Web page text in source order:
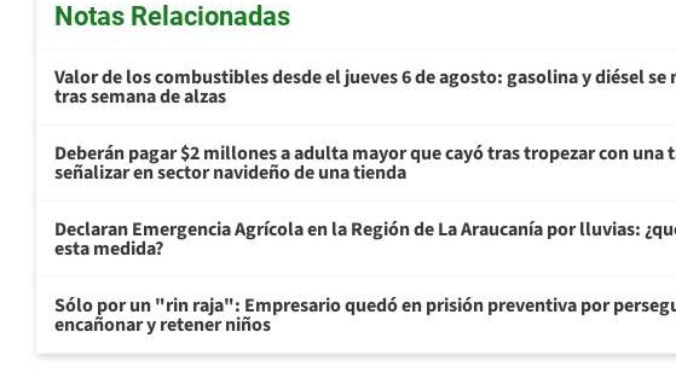
Notas Relacionadas
Valor de los combustibles desde el jueves 6 de agosto: gasolina y diésel se
tras semana de alzas
Deberán pagar $2 millones a adulta mayor que cayó tras tropezar con una
señalizar en sector navideño de una tienda
Declaran Emergencia Agrícola en la Región de La Araucanía por lluvias:
esta medida?
Sólo por un "rin raja": Empresario quedó en prisión preventiva por
encañonar y retener niños